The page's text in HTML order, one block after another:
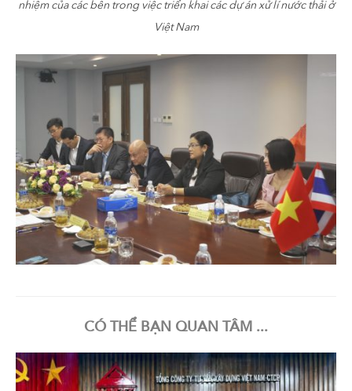
nhiệm của các bên trong việc triển khai các dự án xử lí nước thải ở
Việt Nam
CÓ THỂ BẠN QUAN TÂM ...